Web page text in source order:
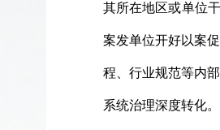
其所在地区或单位
案发单位开好以案
程、行业规范等内
系统治理深度转化。